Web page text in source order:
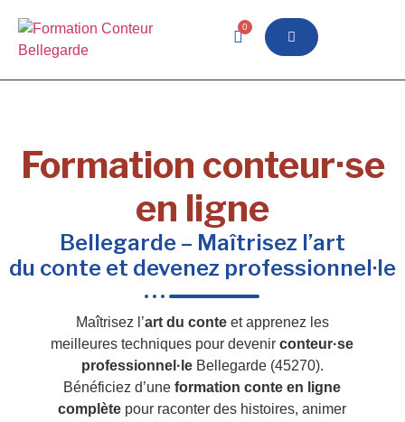
0
Formation conteur·se
en ligne
Bellegarde – Maîtrisez l’art
du conte et devenez professionnel·le
Maîtrisez l’art du conteet apprenez les
meilleures techniques pour devenirconteur·se
professionnel·leBellegarde (45270).
Bénéficiez d’uneformation conte en ligne
complète pour raconter des histoires, animer